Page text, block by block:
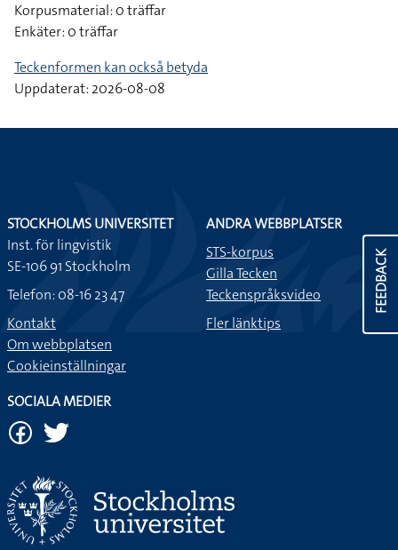
Korpusmaterial: 0 träffar
Enkäter: 0 träffar
Teckenformen kan också betyda
Uppdaterat: 2026-08-08
FEEDBACK
STOCKHOLMS UNIVERSITET
Inst. för lingvistik
SE-106 91 Stockholm
Telefon: 08-16 23 47
Kontakt
Om webbplatsen
Cookieinställningar
ANDRA WEBBPLATSER
STS-korpus
Gilla Tecken
Teckenspråksvideo
Fler länktips
SOCIALA MEDIER